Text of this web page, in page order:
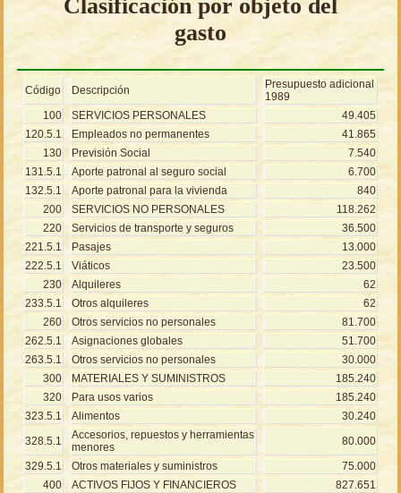
Clasificación por objeto del
gasto
Código Descripción
Presupuesto adicional
1989
100
SERVICIOS PERSONALES
49.405
120.5.1
Empleados no permanentes
41.865
130
Previsión Social
7.540
131.5.1
Aporte patronal al seguro social
6.700
132.5.1
Aporte patronal para la vivienda
840
200
SERVICIOS NO PERSONALES
118.262
220
Servicios de transporte y seguros
36.500
221.5.1
Pasajes
13.000
222.5.1
Viáticos
23.500
230
Alquileres
62
233.5.1
Otros alquileres
62
260
Otros servicios no personales
81.700
262.5.1
Asignaciones globales
51.700
263.5.1
Otros servicios no personales
30.000
300
MATERIALES Y SUMINISTROS
185.240
320
Para usos varios
185.240
323.5.1
Alimentos
30.240
328.5.1
Accesorios, repuestos y herramientas
menores
80.000
329.5.1
Otros materiales y suministros
75.000
400
ACTIVOS FIJOS Y FINANCIEROS
827.651